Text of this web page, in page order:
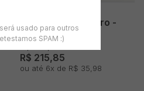
Caramel Brigadeiro -
120 caramelos
R$ 215,85
ou até 6x de R$ 35,98
usado para outros
SPAM :)